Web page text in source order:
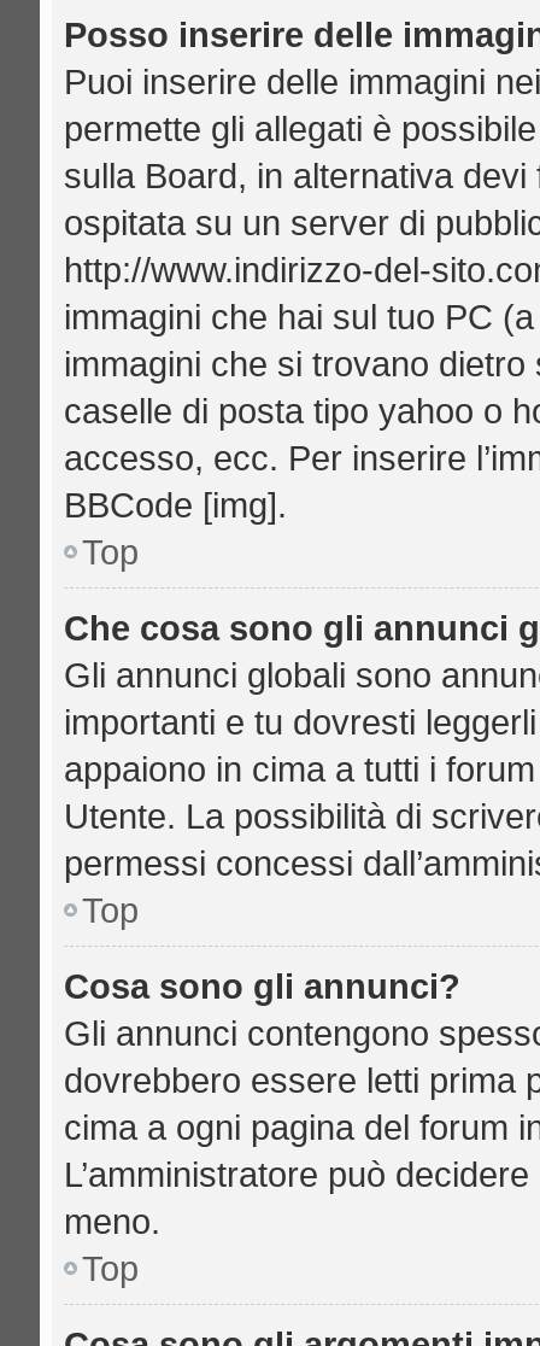
Posso inserire delle
Puoi inserire delle immagini
permette gli allegati è
sulla Board, in alternativa devi
ospitata su un server di
http://www.indirizzo-del-
immagini che hai sul tuo PC
immagini che si trovano
caselle di posta tipo yahoo o
accesso, ecc. Per inserire
BBCode [img].
Top
Che cosa sono gli annunci
Gli annunci globali sono
importanti e tu dovresti
appaiono in cima a tutti i
Utente. La possibilità di
permessi concessi
Top
Cosa sono gli annunci?
Gli annunci contengono
dovrebbero essere letti prima
cima a ogni pagina del forum
L’amministratore può
meno.
Top